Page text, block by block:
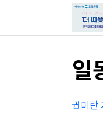
일
권미란